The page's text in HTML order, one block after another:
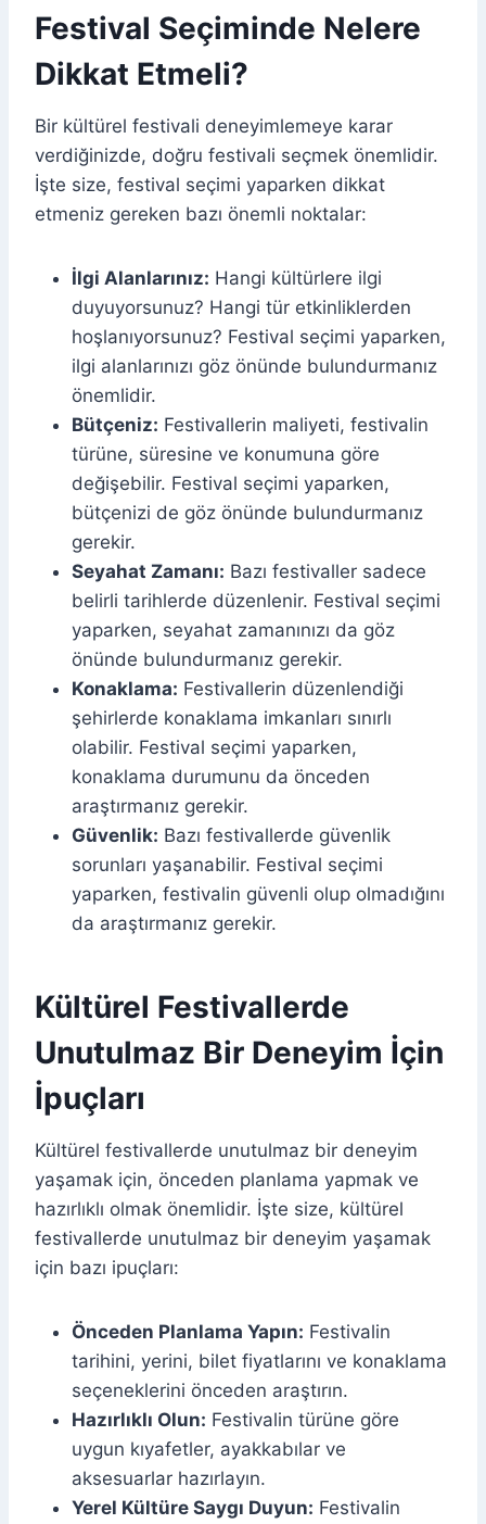
Festival Seçiminde Nelere
Dikkat Etmeli?
Bir kültürel festivali deneyimlemeye karar
verdiğinizde, doğru festivali seçmek önemlidir.
İşte size, festival seçimi yaparken dikkat
etmeniz gereken bazı önemli noktalar:
İlgi Alanlarınız: Hangi kültürlere ilgi
duyuyorsunuz? Hangi tür etkinliklerden
hoşlanıyorsunuz? Festival seçimi yaparken,
ilgi alanlarınızı göz önünde bulundurmanız
önemlidir.
Bütçeniz: Festivallerin maliyeti, festivalin
türüne, süresine ve konumuna göre
değişebilir. Festival seçimi yaparken,
bütçenizi de göz önünde bulundurmanız
gerekir.
Seyahat Zamanı: Bazı festivaller sadece
belirli tarihlerde düzenlenir. Festival seçimi
yaparken, seyahat zamanınızı da göz
önünde bulundurmanız gerekir.
Konaklama: Festivallerin düzenlendiği
şehirlerde konaklama imkanları sınırlı
olabilir. Festival seçimi yaparken,
konaklama durumunu da önceden
araştırmanız gerekir.
Güvenlik: Bazı festivallerde güvenlik
sorunları yaşanabilir. Festival seçimi
yaparken, festivalin güvenli olup olmadığını
da araştırmanız gerekir.
Kültürel Festivallerde
Unutulmaz Bir Deneyim İçin
İpuçları
Kültürel festivallerde unutulmaz bir deneyim
yaşamak için, önceden planlama yapmak ve
hazırlıklı olmak önemlidir. İşte size, kültürel
festivallerde unutulmaz bir deneyim yaşamak
için bazı ipuçları:
Önceden Planlama Yapın: Festivalin
tarihini, yerini, bilet fiyatlarını ve konaklama
seçeneklerini önceden araştırın.
Hazırlıklı Olun: Festivalin türüne göre
uygun kıyafetler, ayakkabılar ve
aksesuarlar hazırlayın.
Yerel Kültüre Saygı Duyun: Festivalin